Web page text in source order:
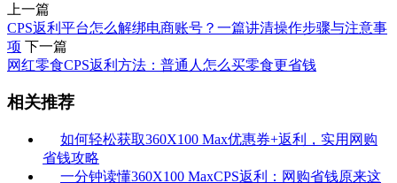
上一篇
CPS返利平台怎么解绑电商账号？一篇讲清操作步骤与注意事
项 下一篇
网红零食CPS返利方法：普通人怎么买零食更省钱
相关推荐
如何轻松获取360X100 Max优惠券+返利，实用网购
省钱攻略
一分钟读懂360X100 MaxCPS返利：网购省钱原来这